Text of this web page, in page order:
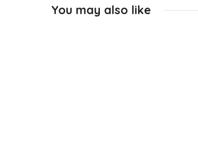
You may also like